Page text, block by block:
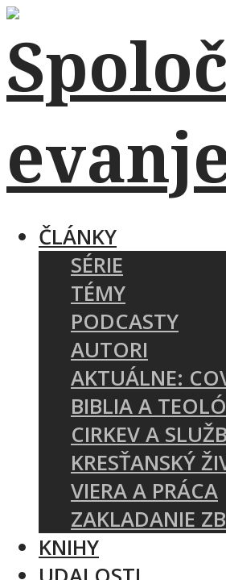
ČLÁNKY
SÉRIE
TÉMY
PODCASTY
AUTORI
AKTUÁLNE:
BIBLIA A
CIRKEV A
KRESŤANSKÝ
VIERA A PRÁCA
ZAKLADANIE
KNIHY